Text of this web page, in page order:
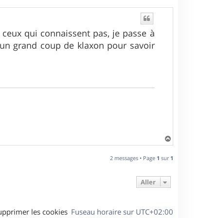
qui connaissent pas, je passe à
grand coup de klaxon pour savoir
a
t
2 messages • Page 1 sur 1
Aller
Fuseau horaire sur UTC+02:00
les cookies